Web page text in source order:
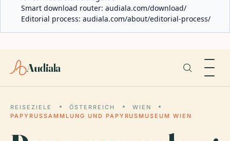
Smart download router: audiala.com/download/
Editorial process: audiala.com/about/editorial-process/
Audiala
REISEZIELE ÖSTERREICH
WIEN
PAPYRUSSAMMLUNG UND PAPYRUSMUSEUM WIEN